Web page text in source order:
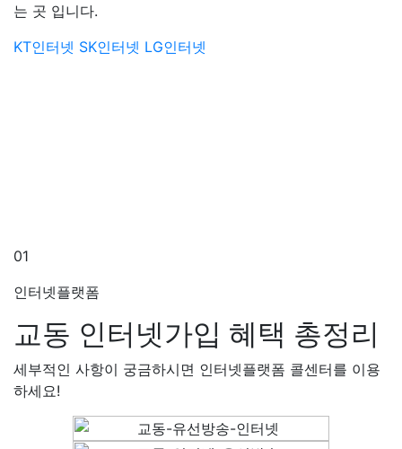
는 곳 입니다.
KT인터넷 SK인터넷 LG인터넷
01
인터넷플랫폼
교동 인터넷가입 혜택 총정리
세부적인 사항이 궁금하시면 인터넷플랫폼 콜센터를 이용
하세요!